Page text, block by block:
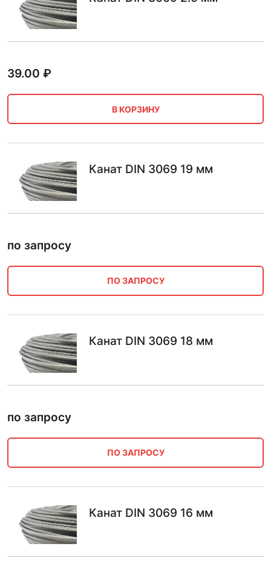
39.00 ₽
В КОРЗИНУ
Канат DIN 3069 19 мм
по запросу
ПО ЗАПРОСУ
Канат DIN 3069 18 мм
по запросу
ПО ЗАПРОСУ
Канат DIN 3069 16 мм